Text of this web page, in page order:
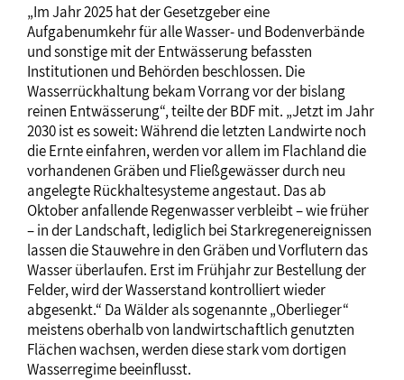
„Im Jahr 2025 hat der Gesetzgeber eine
Aufgabenumkehr für alle Wasser- und Bodenverbände
und sonstige mit der Entwässerung befassten
Institutionen und Behörden beschlossen. Die
Wasserrückhaltung bekam Vorrang vor der bislang
reinen Entwässerung“, teilte der BDF mit. „Jetzt im Jahr
2030 ist es soweit: Während die letzten Landwirte noch
die Ernte einfahren, werden vor allem im Flachland die
vorhandenen Gräben und Fließgewässer durch neu
angelegte Rückhaltesysteme angestaut. Das ab
Oktober anfallende Regenwasser verbleibt – wie früher
– in der Landschaft, lediglich bei Starkregenereignissen
lassen die Stauwehre in den Gräben und Vorflutern das
Wasser überlaufen. Erst im Frühjahr zur Bestellung der
Felder, wird der Wasserstand kontrolliert wieder
abgesenkt.“ Da Wälder als sogenannte „Oberlieger“
meistens oberhalb von landwirtschaftlich genutzten
Flächen wachsen, werden diese stark vom dortigen
Wasserregime beeinflusst.